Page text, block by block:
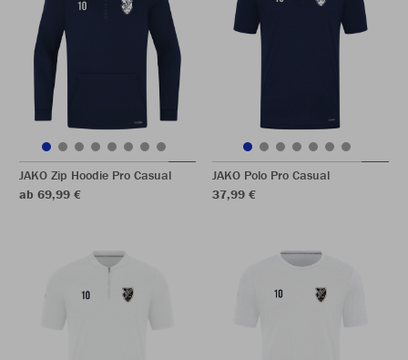
JAKO Zip Hoodie Pro Casual
ab 69,99 €
JAKO Polo Pro Casual
37,99 €